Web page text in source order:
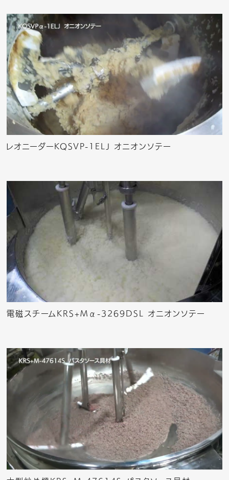
レオニーダーKQSVP-1ELJ オニオンソテー
電磁スチームKRS+Mα-3269DSL オニオンソテー